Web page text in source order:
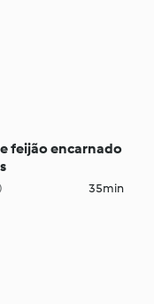
feijão encarnado
35min